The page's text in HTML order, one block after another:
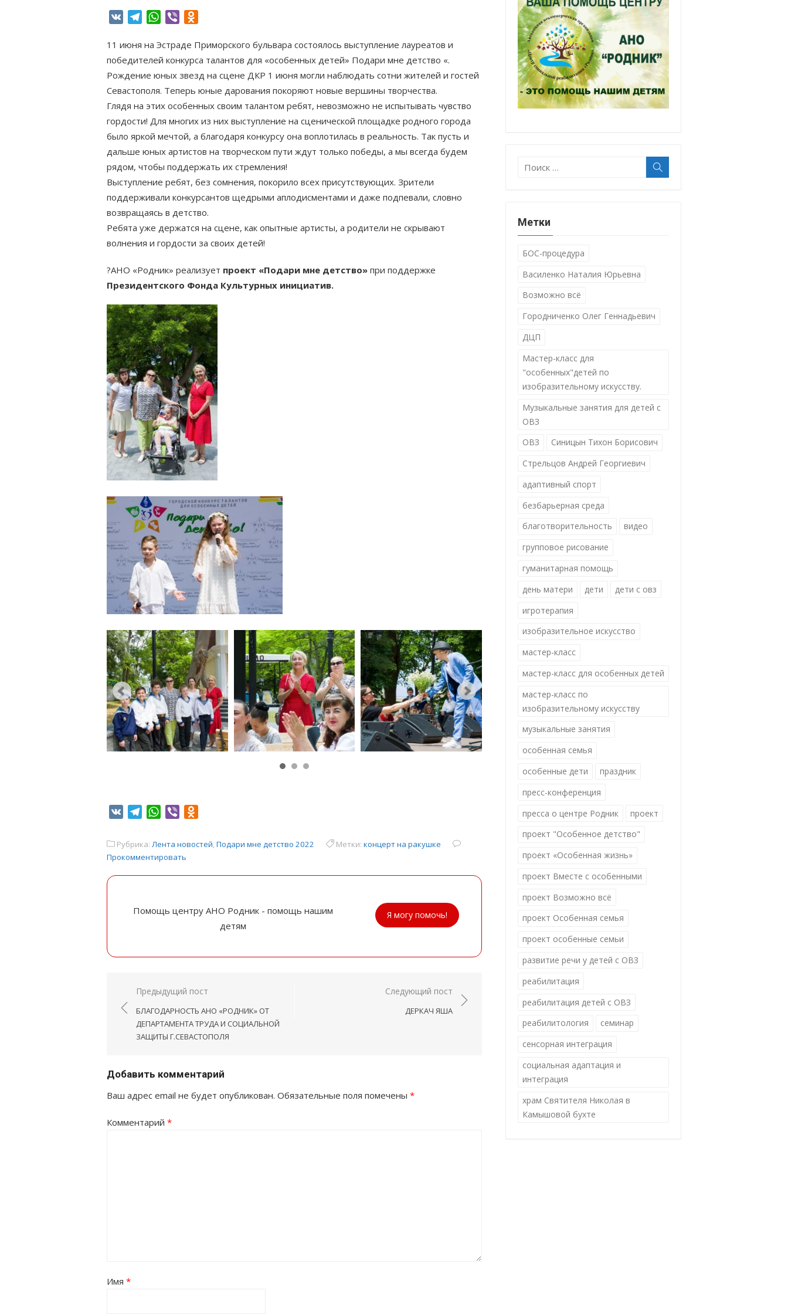
VK TelegramWhatsApp
Viber
11 июня на Эстраде Приморского бульвара состоялось выступление лауреатов и
победителей конкурса талантов для «особенных детей» Подари мне детство «.
Рождение юных звезд на сцене ДКР 1 июня могли наблюдать сотни жителей и гостей
Севастополя. Теперь юные дарования покоряют новые вершины творчества.
Глядя на этих особенных своим талантом ребят, невозможно не испытывать чувство
гордости! Для многих из них выступление на сценической площадке родного города
было яркой мечтой, а благодаря конкурсу она воплотилась в реальность. Так пусть и
дальше юных артистов на творческом пути ждут только победы, а мы всегда будем
рядом, чтобы поддержать их стремления!
Выступление ребят, без сомнения, покорило всех присутствующих. Зрители
поддерживали конкурсантов щедрыми аплодисментами и даже подпевали, словно
возвращаясь в детство.
Ребята уже держатся на сцене, как опытные артисты, а родители не скрывают
волнения и гордости за своих детей!
?АНО «Родник» реализует проект «Подари мне детство» при поддержке
Президентского Фонда Культурных инициатив.
VK TelegramWhatsApp
Viber
Рубрика: Лента новостей,Подари мне детство 2022 Метки: концерт на ракушке
Прокомментировать
Помощь центру АНО Родник - помощь нашим
детям
Я могу помочь!
Навигация
по
записям
Предыдущий пост
БЛАГОДАРНОСТЬ АНО «РОДНИК» ОТ
ДЕПАРТАМЕНТА ТРУДА И СОЦИАЛЬНОЙ
ЗАЩИТЫ Г.СЕВАСТОПОЛЯ
Следующий пост
ДЕРКАЧ ЯША
Добавить комментарий
Ваш адрес email не будет опубликован. Обязательные поля помечены *
Комментарий *
Имя *
Поиск:
Метки
БОС-процедура
Василенко Наталия Юрьевна
Возможно всё
Городниченко Олег Геннадьевич
ДЦП
Мастер-класс для
"особенных"детей по
изобразительному искусству.
Музыкальные занятия для детей с
ОВЗ
ОВЗ
Синицын Тихон Борисович
Стрельцов Андрей Георгиевич
адаптивный спорт
безбарьерная среда
благотворительность
видео
групповое рисование
гуманитарная помощь
день матери
дети
дети с овз
игротерапия
изобразительное искусство
мастер-класс
мастер-класс для особенных детей
мастер-класс по
изобразительному искусству
музыкальные занятия
особенная семья
особенные дети
праздник
пресс-конференция
пресса о центре Родник
проект
проект "Особенное детство"
проект «Особенная жизнь»
проект Вместе с особенными
проект Возможно всё
проект Особенная семья
проект особенные семьи
развитие речи у детей с ОВЗ
реабилитация
реабилитация детей с ОВЗ
реабилитология
семинар
сенсорная интеграция
социальная адаптация и
интеграция
храм Святителя Николая в
Камышовой бухте